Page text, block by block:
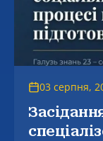
03 серпня,